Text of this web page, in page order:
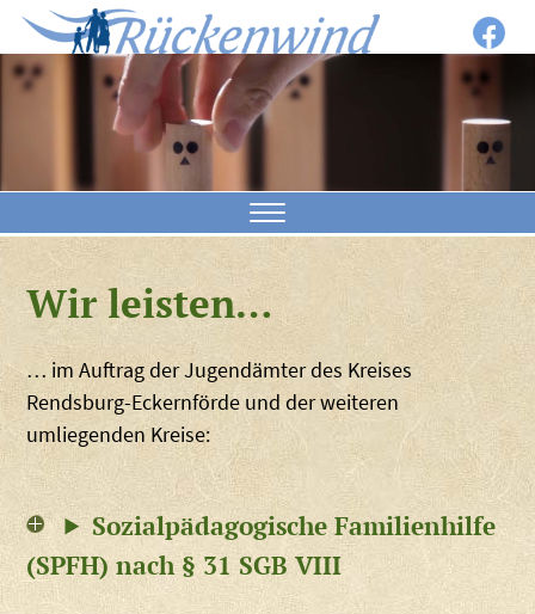
Wir leisten…
… im Auftrag der Jugendämter des Kreises
Rendsburg-Eckernförde und der weiteren
umliegenden Kreise:
Sozialpädagogische Familienhilfe
(SPFH) nach § 31 SGB VIII